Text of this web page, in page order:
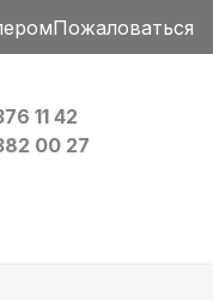
Пожаловаться
11 42
00 27